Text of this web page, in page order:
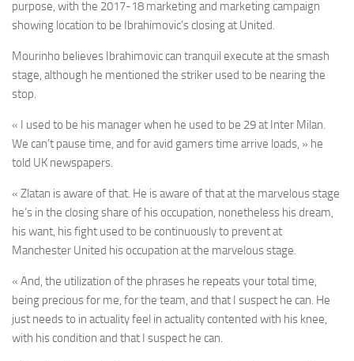
purpose, with the 2017-18 marketing and marketing campaign
showing location to be Ibrahimovic’s closing at United.
Mourinho believes Ibrahimovic can tranquil execute at the smash
stage, although he mentioned the striker used to be nearing the
stop.
« I used to be his manager when he used to be 29 at Inter Milan.
We can’t pause time, and for avid gamers time arrive loads, » he
told UK newspapers.
« Zlatan is aware of that. He is aware of that at the marvelous stage
he’s in the closing share of his occupation, nonetheless his dream,
his want, his fight used to be continuously to prevent at
Manchester United his occupation at the marvelous stage.
« And, the utilization of the phrases he repeats your total time,
being ­precious for me, for the team, and that I suspect he can. He
just needs to in actuality feel ­in actuality contented with his knee,
with his condition and that I suspect he can.